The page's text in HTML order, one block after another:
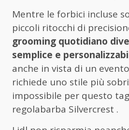
Mentre le forbici incluse
piccoli ritocchi di
grooming quotidiano
semplice e
anche in vista di un
richiede uno stile più
impossibile per questo
regolabarba Silvercrest .